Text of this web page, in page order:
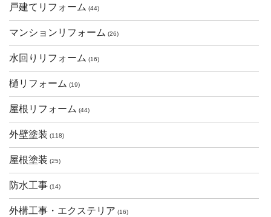
戸建てリフォーム (44)
マンションリフォーム (26)
水回りリフォーム (16)
樋リフォーム (19)
屋根リフォーム (44)
外壁塗装 (118)
屋根塗装 (25)
防水工事 (14)
外構工事・エクステリア (16)